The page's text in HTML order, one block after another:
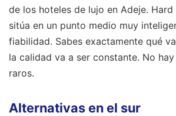
de los hoteles de lujo en Adeje. Hard
sitúa en un punto medio muy
fiabilidad. Sabes exactamente qué
la calidad va a ser constante. No
raros.
Alternativas en el sur